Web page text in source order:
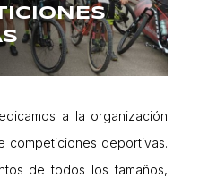
a la organización
competiciones deportivas.
de todos los tamaños,